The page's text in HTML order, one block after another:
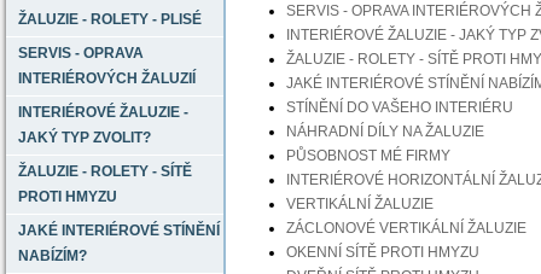
ŽALUZIE - ROLETY - PLISÉ
SERVIS - OPRAVA
INTERIÉROVÝCH ŽALUZIÍ
INTERIÉROVÉ ŽALUZIE -
JAKÝ TYP ZVOLIT?
ŽALUZIE - ROLETY - SÍTĚ
PROTI HMYZU
JAKÉ INTERIÉROVÉ STÍNĚNÍ
NABÍZÍM?
SERVIS - OPRAVA INTERIÉROVÝCH
INTERIÉROVÉ ŽALUZIE - JAKÝ TYP
ŽALUZIE - ROLETY - SÍTĚ PROTI
JAKÉ INTERIÉROVÉ STÍNĚNÍ
STÍNĚNÍ DO VAŠEHO INTERIÉRU
NÁHRADNÍ DÍLY NA ŽALUZIE
PŮSOBNOST MÉ FIRMY
INTERIÉROVÉ HORIZONTÁLNÍ
VERTIKÁLNÍ ŽALUZIE
ZÁCLONOVÉ VERTIKÁLNÍ ŽALUZIE
OKENNÍ SÍTĚ PROTI HMYZU